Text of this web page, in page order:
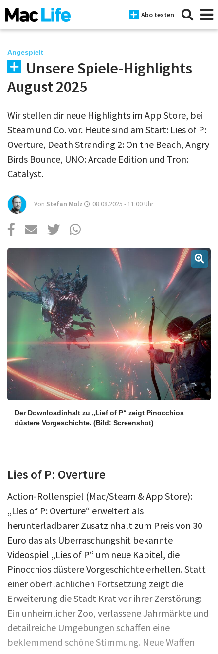
Abo testen
News
Mac
iPad
Tests
Tipps
Magazine
Über uns
Podcast
Anmelden
Angespielt
Unsere Spiele-Highlights
August 2025
Wir stellen dir neue Highlights im App Store, bei
Steam und Co. vor. Heute sind am Start: Lies of P:
Overture, Death Stranding 2: On the Beach, Angry
Birds Bounce, UNO: Arcade Edition und Tron:
Catalyst.
Von Stefan Molz 08.08.2025 - 11:00 Uhr
Der Downloadinhalt zu „Lief of P“ zeigt Pinocchios
düstere Vorgeschichte. (Bild: Screenshot)
Lies of P: Overture
Action-Rollenspiel (Mac/Steam & App Store):
„Lies of P: Overture“ erweitert als
herunterladbarer Zusatzinhalt zum Preis von 30
Euro das als Überraschungshit bekannte
Videospiel „Lies of P“ um neue Kapitel, die
Pinocchios düstere Vorgeschichte erhellen. Statt
einer oberflächlichen Fortsetzung zeigt die
Erweiterung die Stadt Krat vor ihrer Zerstörung:
Ein unheimlicher Zoo, verlassene Jahrmärkte und
detailreiche Umgebungen schaffen eine
beklemmend schöne Stimmung. Neue Waffen